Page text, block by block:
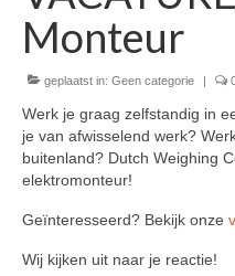
Negatieve
Combinatiewegen
DWC-CS –
Weegsystemen
DWC5.7 – Positief
Monteur
geplaatst in: Geen categorie |
Werk je graag zelfstandig in
je van afwisselend werk?
buitenland? Dutch Weighing
elektromonteur!
Geïnteresseerd? Bekijk onze
Wij kijken uit naar je reactie!